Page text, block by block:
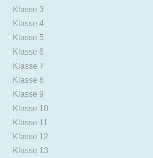
Klasse 3
Klasse 4
Klasse 5
Klasse 6
Klasse 7
Klasse 8
Klasse 9
Klasse 10
Klasse 11
Klasse 12
Klasse 13